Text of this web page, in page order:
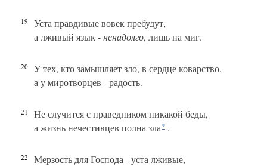
19
Уста правдивые вовек пребудут,
а лживый язык -ненадолго, лишь на миг.
20
У тех, кто замышляет зло, в сердце коварство,
а у миротворцев - радость.
21
Не случится с праведником никакой беды,
а жизнь нечестивцев полна зла * .
22
Мерзость для Господа - уста лживые,